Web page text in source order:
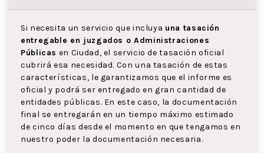
Si necesita un servicio que incluya una tasación
entregable en juzgados o Administraciones
Públicas en Ciudad, el servicio de tasación oficial
cubrirá esa necesidad. Con una tasación de estas
características, le garantizamos que el informe es
oficial y podrá ser entregado en gran cantidad de
entidades públicas. En este caso, la documentación
final se entregarán en un tiempo máximo estimado
de cinco días desde el momento en que tengamos en
nuestro poder la documentación necesaria.